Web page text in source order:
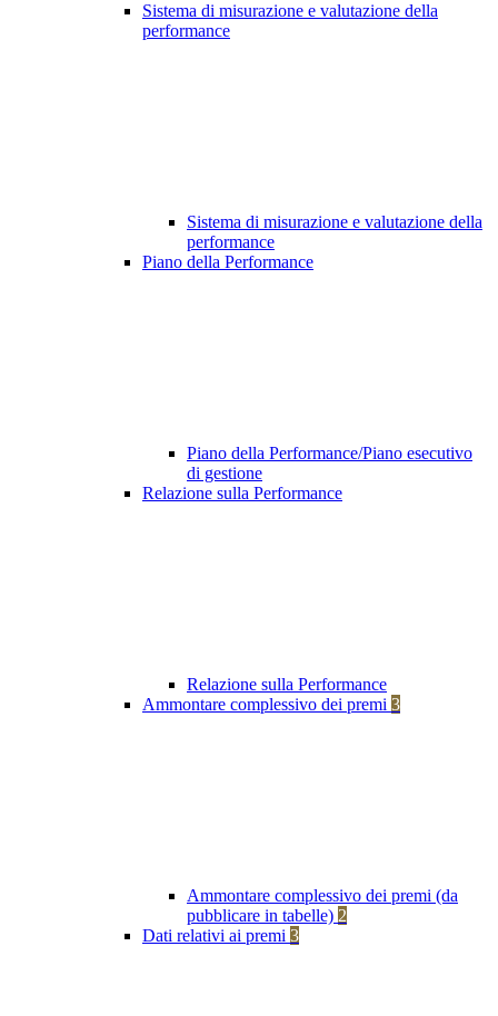
Sistema di misurazione e valutazione della
performance
Sistema di misurazione e valutazione della
performance
Piano della Performance
Piano della Performance/Piano esecutivo
di gestione
Relazione sulla Performance
Relazione sulla Performance
Ammontare complessivo dei premi 3
Ammontare complessivo dei premi (da
pubblicare in tabelle) 2
Dati relativi ai premi 3